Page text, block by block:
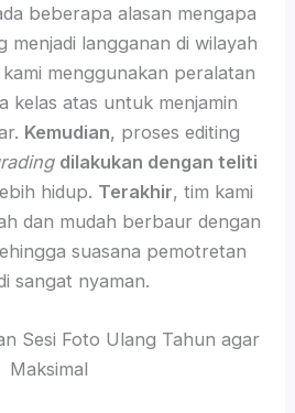
beberapa alasan mengapa
menjadi langganan di wilayah
kami menggunakan peralatan
kelas atas untuk menjamin
Kemudian, proses editing
dilakukan dengan teliti
hidup. Terakhir, tim kami
dan mudah berbaur dengan
suasana pemotretan
sangat nyaman.
Sesi Foto Ulang Tahun agar
Maksimal